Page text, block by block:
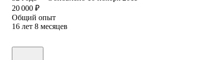
20 000 ₽
Общий опыт
16 лет 8 месяцев